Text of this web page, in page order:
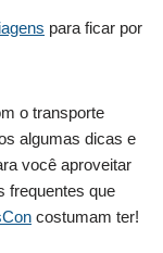
para ficar por
o transporte
algumas dicas e
você aproveitar
frequentes que
costumam ter!